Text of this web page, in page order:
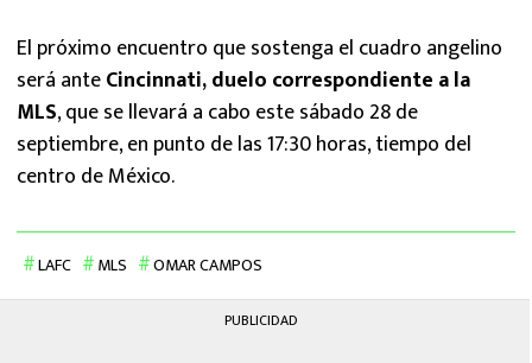
El próximo encuentro que sostenga el cuadro angelino
será anteCincinnati, duelo correspondiente a la
MLS, que se llevará a cabo este sábado 28 de
septiembre, en punto de las 17:30 horas, tiempo del
centro de México.
LAFC MLS OMAR CAMPOS
PUBLICIDAD